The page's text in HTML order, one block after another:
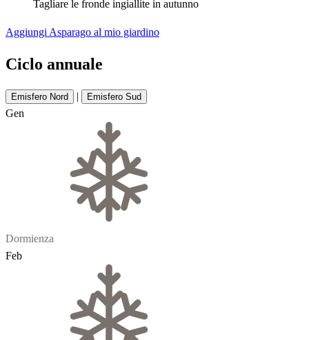
Tagliare le fronde ingiallite in autunno
Aggiungi Asparago al mio giardino
Ciclo annuale
Emisfero Nord | Emisfero Sud
Gen
Dormienza
Feb